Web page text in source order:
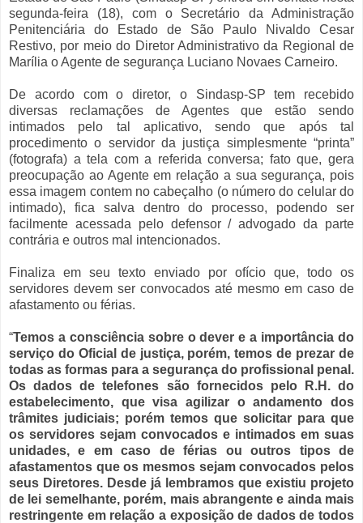
segunda-feira (18), com o Secretário da Administração
Penitenciária do Estado de São Paulo Nivaldo Cesar
Restivo, por meio do Diretor Administrativo da Regional de
Marília o Agente de segurança Luciano Novaes Carneiro.
De acordo com o diretor, o Sindasp-SP tem recebido
diversas reclamações de Agentes que estão sendo
intimados pelo tal aplicativo, sendo que após tal
procedimento o servidor da justiça simplesmente “printa”
(fotografa) a tela com a referida conversa; fato que, gera
preocupação ao Agente em relação a sua segurança, pois
essa imagem contem no cabeçalho (o número do celular do
intimado), fica salva dentro do processo, podendo ser
facilmente acessada pelo defensor / advogado da parte
contrária e outros mal intencionados.
Finaliza em seu texto enviado por ofício que, todo os
servidores devem ser convocados até mesmo em caso de
afastamento ou férias.
“Temos a consciência sobre o dever e a importância do
serviço do Oficial de justiça, porém, temos de prezar de
todas as formas para a segurança do profissional penal.
Os dados de telefones são fornecidos pelo R.H. do
estabelecimento, que visa agilizar o andamento dos
trâmites judiciais; porém temos que solicitar para que
os servidores sejam convocados e intimados em suas
unidades, e em caso de férias ou outros tipos de
afastamentos que os mesmos sejam convocados pelos
seus Diretores. Desde já lembramos que existiu projeto
de lei semelhante, porém, mais abrangente e ainda mais
restringente em relação a exposição de dados de todos